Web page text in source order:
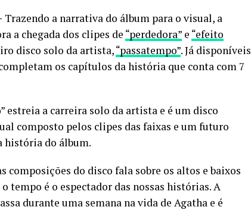
Trazendo a narrativa do álbum para o visual, a
a chegada dos clipes de “perdedora” e “efeito
disco solo da artista,“passatempo”. Já disponíveis
os capítulos da história que conta com 7
estreia a carreira solo da artista e é um disco
composto pelos clipes das faixas e um futuro
história do álbum.
composições do disco fala sobre os altos e baixos
tempo é o espectador das nossas histórias. A
durante uma semana na vida de Agatha e é